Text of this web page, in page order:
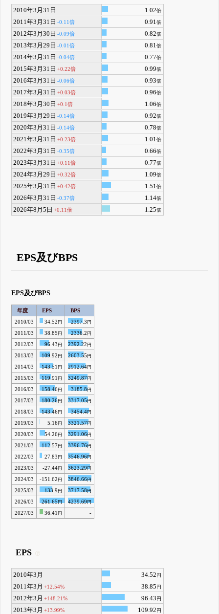
2010年3月31日 1.02倍
2011年3月31日 -0.11倍 0.91倍
2012年3月30日 -0.09倍 0.82倍
2013年3月29日 -0.01倍 0.81倍
2014年3月31日 -0.04倍 0.77倍
2015年3月31日 +0.22倍 0.99倍
2016年3月31日 -0.06倍 0.93倍
2017年3月31日 +0.03倍 0.96倍
2018年3月30日 +0.1倍 1.06倍
2019年3月29日 -0.14倍 0.92倍
2020年3月31日 -0.14倍 0.78倍
2021年3月31日 +0.23倍 1.01倍
2022年3月31日 -0.35倍 0.66倍
2023年3月31日 +0.11倍 0.77倍
2024年3月29日 +0.32倍 1.09倍
2025年3月31日 +0.42倍 1.51倍
2026年3月31日 -0.37倍 1.14倍
2026年8月5日 +0.11倍 1.25倍
EPS及びBPS
EPS及びBPS
年度 EPS
BPS
2010/03
34.52 円 2397.3 円
2011/03 38.85 円 2336.2 円
2012/03 96.43 円 2392.22 円
2013/03 109.92 円 2603.55 円
2014/03 143.51 円 2912.64円
2015/03 119.91 円 3249.87円
2016/03 158.46円 3185.8円
2017/03 180.26円 3317.05円
2018/03 143.46円 3454.4円
2019/03 5.16円 3321.57円
2020/03 54.26円 3291.06円
2021/03 112.57円 3396.76円
2022/03 27.83 円 3546.96円
2023/03 -27.44円 3623.29円
2024/03 -151.62 円 3846.66円
2025/03 133.9 円 3717.58円
2026/03 261.65円 4239.69円
2027/03 36.41 円 -
EPS
2010年3月 34.52円
2011年3月 +12.54% 38.85円
2012年3月 +148.21% 96.43円
2013年3月 +13.99% 109.92円